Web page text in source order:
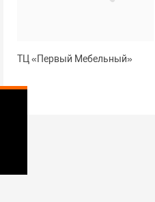
ТЦ «Первый Мебельный»